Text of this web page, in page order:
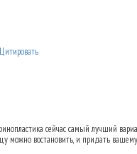
Цитировать
сейчас самый лучший
можно востановить, и придать